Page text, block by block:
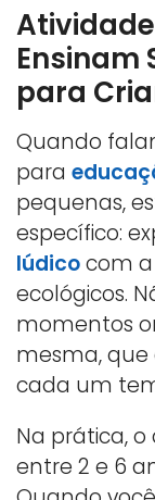
Ensinam
para
Quando
para
pequenas,
específico:
lúdicocom a
ecológicos.
momentos
mesma, que
cada um
Na prática,
entre 2 e 6